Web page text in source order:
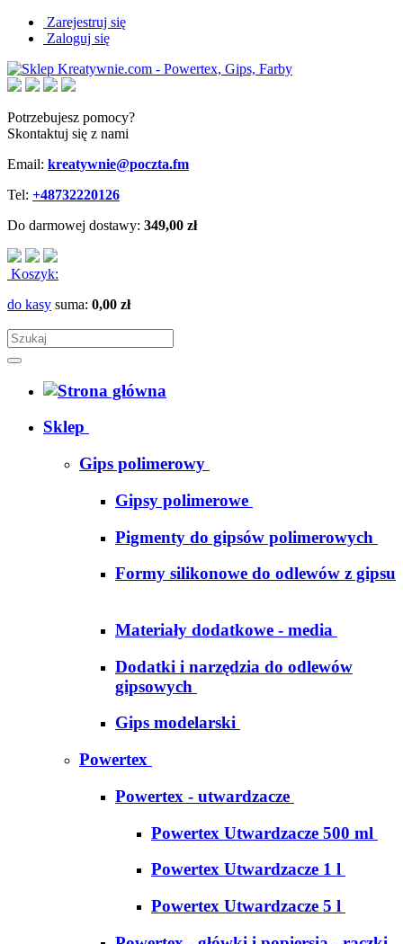
Zarejestruj się
Zaloguj się
Potrzebujesz pomocy?
Skontaktuj się z nami
Email: kreatywnie@poczta.fm
Tel: +48732220126
Do darmowej dostawy: 349,00 zł
Koszyk:
do kasy suma: 0,00 zł
Sklep
Gips polimerowy
Gipsy polimerowe
Pigmenty do gipsów polimerowych
Formy silikonowe do odlewów z gipsu
Materiały dodatkowe - media
Dodatki i narzędzia do odlewów
gipsowych
Gips modelarski
Powertex
Powertex - utwardzacze
Powertex Utwardzacze 500 ml
Powertex Utwardzacze 1 l
Powertex Utwardzacze 5 l